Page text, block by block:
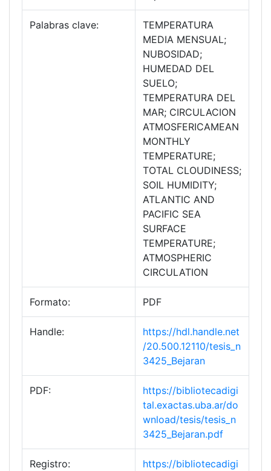
Palabras clave:
TEMPERATURA
MEDIA MENSUAL;
NUBOSIDAD;
HUMEDAD DEL
SUELO;
TEMPERATURA DEL
MAR; CIRCULACION
ATMOSFERICAMEAN
MONTHLY
TEMPERATURE;
TOTAL CLOUDINESS;
SOIL HUMIDITY;
ATLANTIC AND
PACIFIC SEA
SURFACE
TEMPERATURE;
ATMOSPHERIC
CIRCULATION
Formato: PDF
Handle:
https://hdl.handle.net
/20.500.12110/tesis_n
3425_Bejaran
PDF:
https://bibliotecadigi
tal.exactas.uba.ar/do
wnload/tesis/tesis_n
3425_Bejaran.pdf
Registro:
https://bibliotecadigi